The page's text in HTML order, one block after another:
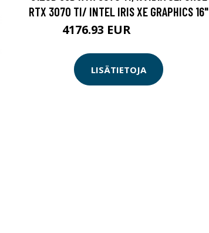
RTX 3070 TI/ INTEL IRIS XE GRAPHICS 16"
4176.93 EUR
LISÄTIETOJA